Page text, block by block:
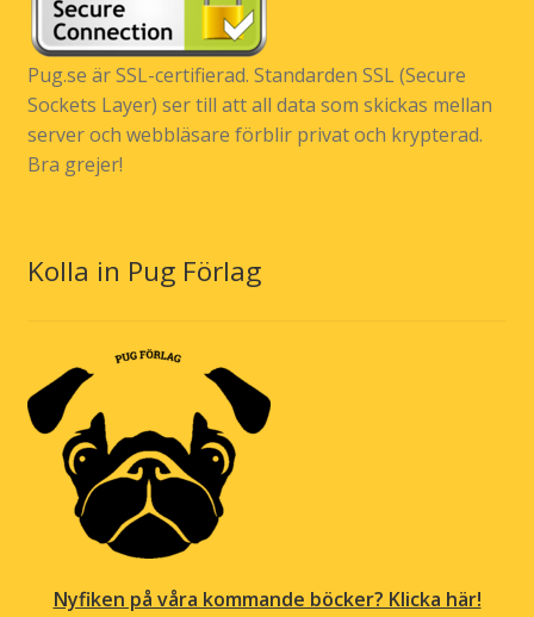
Pug.se är SSL-certifierad. Standarden SSL (Secure
Sockets Layer) ser till att all data som skickas mellan
server och webbläsare förblir privat och krypterad.
Bra grejer!
Kolla in Pug Förlag
Nyfiken på våra kommande böcker? Klicka här!